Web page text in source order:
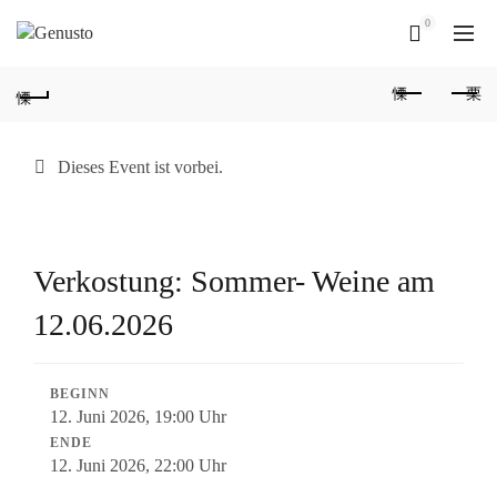
0
Dieses Event ist vorbei.
Verkostung: Sommer- Weine am
12.06.2026
BEGINN
12. Juni 2026, 19:00 Uhr
ENDE
12. Juni 2026, 22:00 Uhr